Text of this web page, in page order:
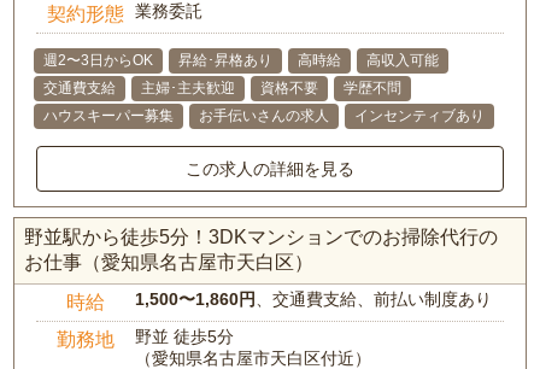
契約形態 業務委託
週2〜3日からOK 昇給･昇格あり 高時給
高収入可能
交通費支給
主婦･主夫歓迎 資格不要
学歴不問
ハウスキーパー募集
お手伝いさんの求人 インセンティブあり
この求人の詳細を見る
野並駅から徒歩5分！3DKマンションでのお掃除代行の
お仕事（愛知県名古屋市天白区）
時給 1,500〜1,860円 、交通費支給、前払い制度あり
勤務地
野並 徒歩5分
（愛知県名古屋市天白区付近）